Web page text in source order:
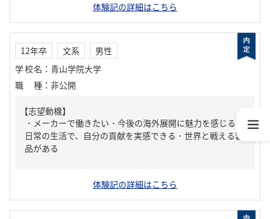
体験記の詳細はこちら
12年卒 文系
男性
学校名 ： 青山学院大学
職種 ： 非公開
【志望動機】
・メーカーで働きたい・今後の海外展開に魅力を感じる・
日常の生活で、自分の貢献を実感できる・世界と戦える製
品がある
体験記の詳細はこちら